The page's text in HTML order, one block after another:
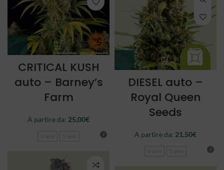
CRITICAL KUSH
auto – Barney’s
Farm
A partire da: 25,00€
DIESEL auto –
Royal Queen
Seeds
A partire da: 21,50€